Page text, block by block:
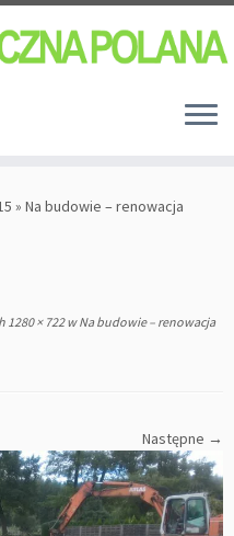
» Na budowie – renowacja
1280 × 722wNa budowie – renowacja
Następne →